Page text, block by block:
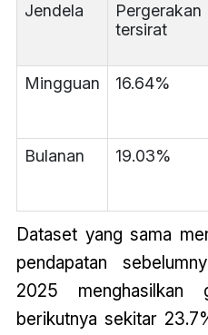
Jendela
Pergerakan
tersirat
Mingguan
16.64%
Bulanan
19.03%
Dataset yang sama
pendapatan
2025 menghasilkan
berikutnya sekitar